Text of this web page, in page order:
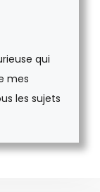
qui
mes
les sujets